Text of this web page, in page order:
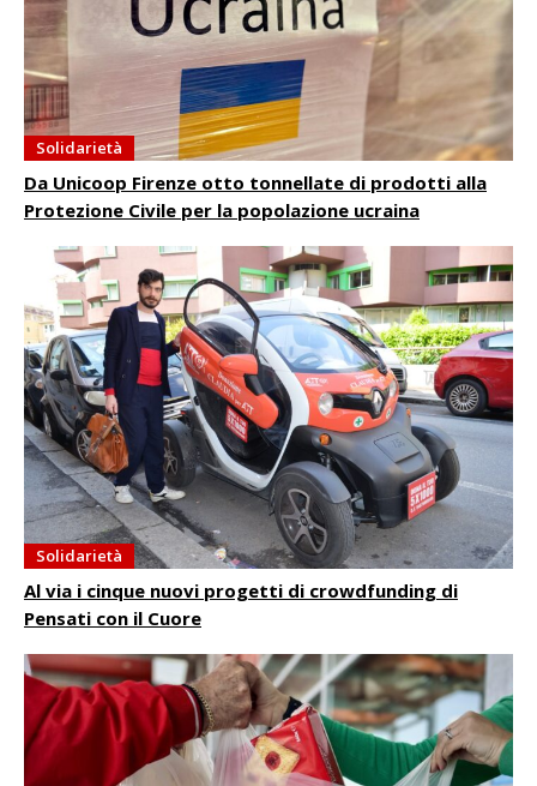
Solidarietà
Da Unicoop Firenze otto tonnellate di prodotti alla
Protezione Civile per la popolazione ucraina
Solidarietà
Al via i cinque nuovi progetti di crowdfunding di
Pensati con il Cuore